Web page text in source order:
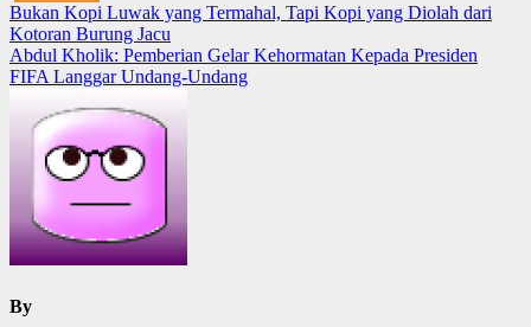
Post
navigation
Bukan Kopi Luwak yang Termahal, Tapi Kopi yang Diolah dari
Kotoran Burung Jacu
Abdul Kholik: Pemberian Gelar Kehormatan Kepada Presiden
FIFA Langgar Undang-Undang
By